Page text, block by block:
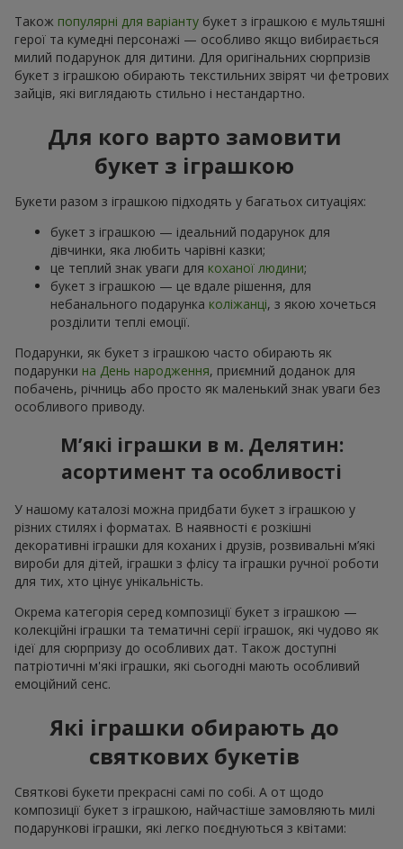
Також популярні для варіанту букет з іграшкою є мультяшні
герої та кумедні персонажі — особливо якщо вибирається
милий подарунок для дитини. Для оригінальних сюрпризів
букет з іграшкою обирають текстильних звірят чи фетрових
зайців, які виглядають стильно і нестандартно.
Для кого варто замовити
букет з іграшкою
Букети разом з іграшкою підходять у багатьох ситуаціях:
букет з іграшкою — ідеальний подарунок для
дівчинки, яка любить чарівні казки;
це теплий знак уваги для коханої людини;
букет з іграшкою — це вдале рішення, для
небанального подарунка коліжанці, з якою хочеться
розділити теплі емоції.
Подарунки, як букет з іграшкою часто обирають як
подарунки на День народження, приємний доданок для
побачень, річниць або просто як маленький знак уваги без
особливого приводу.
М’які іграшки в м. Делятин:
асортимент та особливості
У нашому каталозі можна придбати букет з іграшкою у
різних стилях і форматах. В наявності є розкішні
декоративні іграшки для коханих і друзів, розвивальні м’які
вироби для дітей, іграшки з флісу та іграшки ручної роботи
для тих, хто цінує унікальність.
Окрема категорія серед композиції букет з іграшкою —
колекційні іграшки та тематичні серії іграшок, які чудово як
ідеї для сюрпризу до особливих дат. Також доступні
патріотичні м'які іграшки, які сьогодні мають особливий
емоційний сенс.
Які іграшки обирають до
святкових букетів
Святкові букети прекрасні самі по собі. А от щодо
композиції букет з іграшкою, найчастіше замовляють милі
подарункові іграшки, які легко поєднуються з квітами: